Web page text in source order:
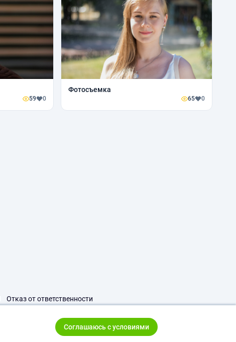
59 0
Фотосъемка
65 0
Отказ от ответственности
Соглашаюсь с условиями